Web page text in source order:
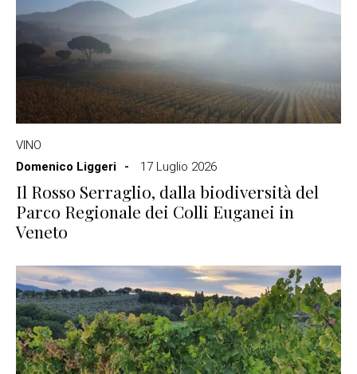
VINO
Domenico Liggeri
17 Luglio 2026
Il Rosso Serraglio, dalla biodiversità del
Parco Regionale dei Colli Euganei in
Veneto